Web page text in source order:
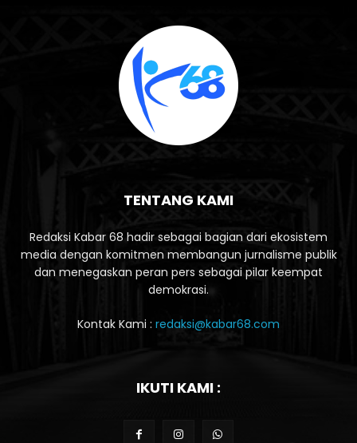
TENTANG KAMI
Redaksi Kabar 68 hadir sebagai bagian dari ekosistem
media dengan komitmen membangun jurnalisme publik
dan menegaskan peran pers sebagai pilar keempat
demokrasi.
Kontak Kami : redaksi@kabar68.com
IKUTI KAMI :